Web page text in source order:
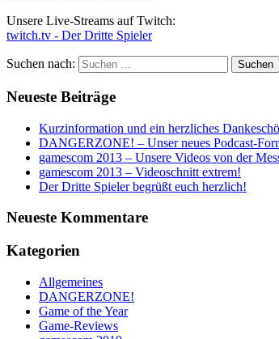
Unsere Live-Streams auf Twitch:
twitch.tv - Der Dritte Spieler
Suchen nach:
Neueste Beiträge
Kurzinformation und ein herzliches
DANGERZONE! – Unser neues Podcast-
gamescom 2013 – Unsere Videos von der
gamescom 2013 – Videoschnitt extrem!
Der Dritte Spieler begrüßt euch herzlich!
Neueste Kommentare
Kategorien
Allgemeines
DANGERZONE!
Game of the Year
Game-Reviews